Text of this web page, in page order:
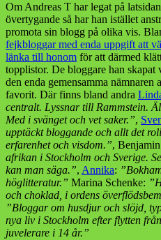
Om Andreas T har legat på
övertygande så har han istället
promota sin blogg på olika vis.
fejkbloggar med enda uppgift att
länka till honom för att därmed
topplistor. De bloggare han skapat
den enda gemensamma
favorit. Där finns bland andra
centralt. Lyssnar till Rammstein.
Med i svänget och vet saker.”,
upptäckt bloggande och allt det
erfarenhet och visdom.”,
afrikan i Stockholm och Sverige.
kan man säga.”, Annika:
höglitteratur.” Marina Schenke:
och choklad, i ordens
”Bloggar om husdjur och slöjd,
nya liv i Stockholm efter flytten
juvelerare i 14 år.”